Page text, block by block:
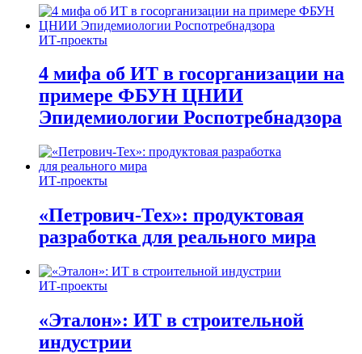
ИТ-проекты
4 мифа об ИТ в госорганизации на
примере ФБУН ЦНИИ
Эпидемиологии Роспотребнадзора
ИТ-проекты
«Петрович-Тех»: продуктовая
разработка для реального мира
ИТ-проекты
«Эталон»: ИТ в строительной
индустрии